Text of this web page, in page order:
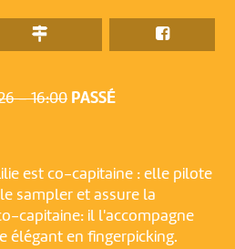
– 16:00 PASSÉ
est co-capitaine : elle pilote
sampler et assure la
capitaine: il l'accompagne
élégant en fingerpicking.